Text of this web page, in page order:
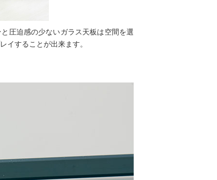
圧迫感の少ないガラス天板は空間を選
イすることが出来ます。